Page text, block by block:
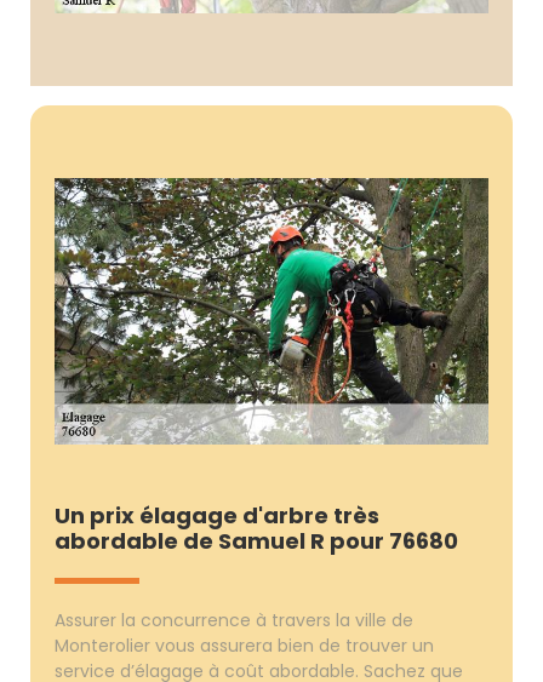
Un prix élagage d'arbre très
abordable de Samuel R pour 76680
Assurer la concurrence à travers la ville de
Monterolier vous assurera bien de trouver un
service d’élagage à coût abordable. Sachez que